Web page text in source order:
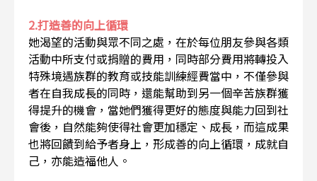
2.打造善的向上循環
她渴望的活動與眾不同之處，在於每位朋友參與各類
活動中所支付或捐贈的費用，同時部分費用將轉投入
特殊境遇族群的教育或技能訓練經費當中，不僅參與
者在自我成長的同時，還能幫助到另一個辛苦族群獲
得提升的機會，當她們獲得更好的態度與能力回到社
會後，自然能夠使得社會更加穩定、成長，而這成果
也將回饋到給予者身上，形成善的向上循環，成就自
己，亦能造福他人。